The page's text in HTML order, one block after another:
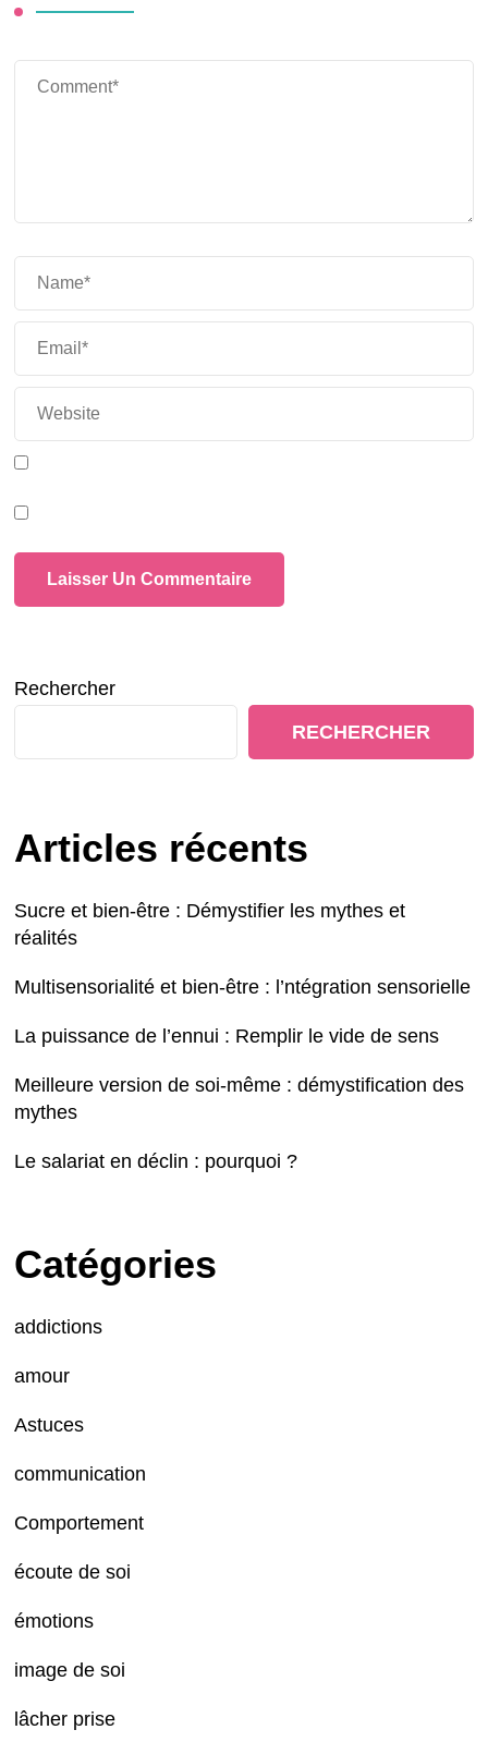
Rechercher
RECHERCHER
Articles récents
Sucre et bien-être : Démystifier les mythes et
réalités
Multisensorialité et bien-être : l’ntégration sensorielle
La puissance de l’ennui : Remplir le vide de sens
Meilleure version de soi-même : démystification des
mythes
Le salariat en déclin : pourquoi ?
Catégories
addictions
amour
Astuces
communication
Comportement
écoute de soi
émotions
image de soi
lâcher prise